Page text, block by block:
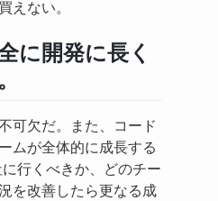
えない。
に開発に長く
可欠だ。また、コード
ムが全体的に成長する
行くべきか、どのチー
を改善したら更なる成